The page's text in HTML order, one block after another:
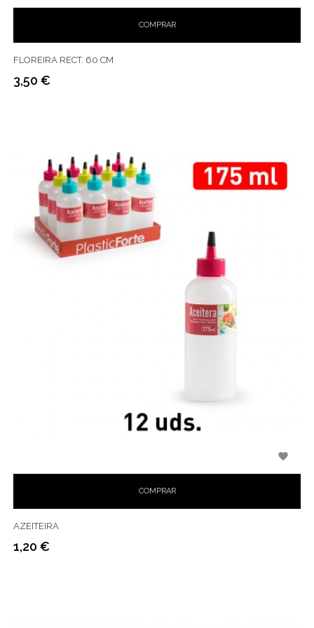
COMPRAR
FLOREIRA RECT. 60 CM
Preço
3,50 €
COMPRAR

AZEITEIRA
Preço
1,20 €